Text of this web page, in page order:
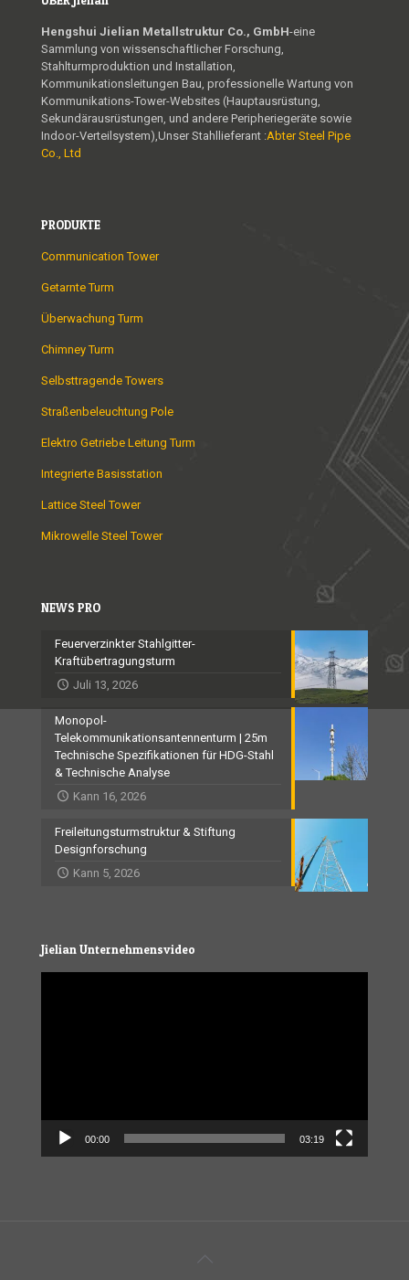
Hengshui Jielian Metallstruktur Co., GmbH-eine
Sammlung von wissenschaftlicher Forschung,
Stahlturmproduktion und Installation,
Kommunikationsleitungen Bau, professionelle Wartung von
Kommunikations-Tower-Websites (Hauptausrüstung,
Sekundärausrüstungen, und andere Peripheriegeräte sowie
Indoor-Verteilsystem),Unser Stahllieferant :Abter Steel Pipe
Co., Ltd
PRODUKTE
Communication Tower
Getarnte Turm
Überwachung Turm
Chimney Turm
Selbsttragende Towers
Straßenbeleuchtung Pole
Elektro Getriebe Leitung Turm
Integrierte Basisstation
Lattice Steel Tower
Mikrowelle Steel Tower
NEWS PRO
Feuerverzinkter Stahlgitter-
Kraftübertragungsturm
Juli 13, 2026
Monopol-
Telekommunikationsantennenturm | 25m
Technische Spezifikationen für HDG-Stahl
& Technische Analyse
Kann 16, 2026
Freileitungsturmstruktur & Stiftung
Designforschung
Kann 5, 2026
Jielian Unternehmensvideo
00:00 03:19